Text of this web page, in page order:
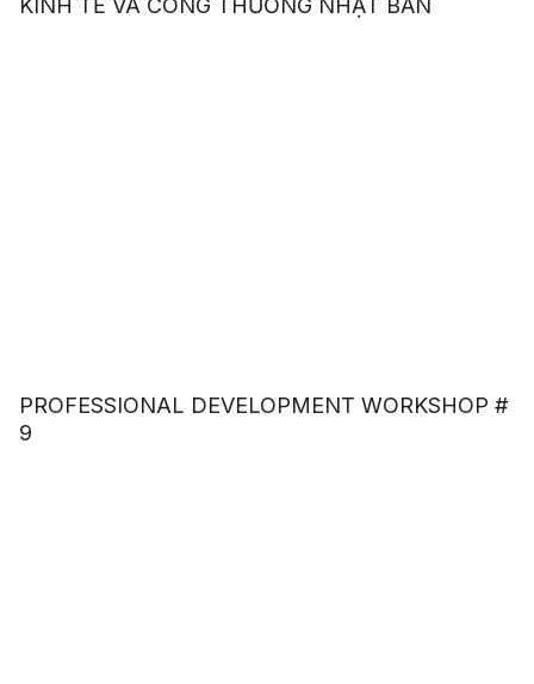
KINH TẾ VÀ CÔNG THƯƠNG NHẬT BẢN
PROFESSIONAL DEVELOPMENT WORKSHOP #
9